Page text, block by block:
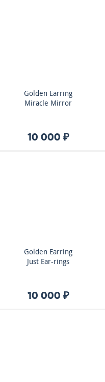
Golden Earring
Miracle Mirror
10 000 ₽
Golden Earring
Just Ear-rings
10 000 ₽